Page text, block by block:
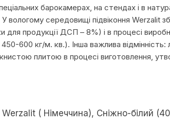
барокамерах, на стендах і в
середовищі підвіконня Werzalit
для продукції ДСП – 8%) і в процесі
600 кг/м. кв.). Інша важлива відмінність:
плитою в процесі виготовлення,
( Німеччина), Сніжно-білий